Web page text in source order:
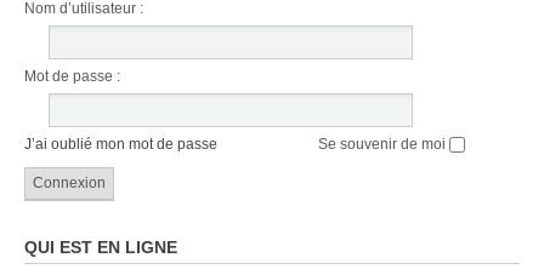
Nom d’utilisateur :
Mot de passe :
J’ai oublié mon mot de passe Se souvenir de moi
QUI EST EN LIGNE